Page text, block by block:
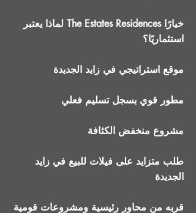
لماذا يعتبر The Estates Residences خيارًا
استثماريًا؟
موقع استراتيجي في زايد الجديدة
مطور قوي بسجل تسليم فعلي
مشروع منخفض الكثافة
طلب متزايد على فيلات للبيع في زايد
الجديدة
قربه من محاور رئيسية ومشروعات قومية